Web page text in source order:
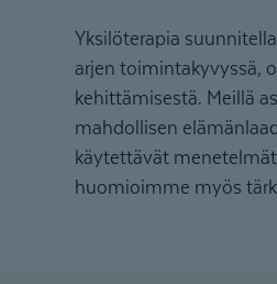
Yksilöterapia
arjen toimintakyvyssä,
kehittämisestä. Meillä
mahdollisen
käytettävät
huomioimme myös